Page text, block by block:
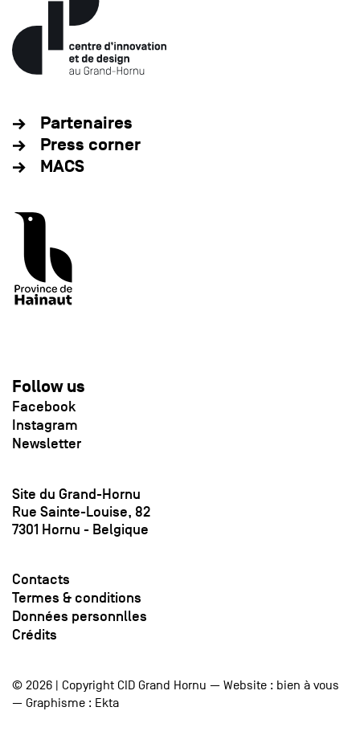
Partenaires
Press corner
MACS
Follow us
Facebook
Instagram
Newsletter
Site du Grand-Hornu
Rue Sainte-Louise, 82
7301 Hornu - Belgique
Contacts
Termes & conditions
Données personnlles
Crédits
© 2026 | Copyright CID Grand Hornu — Website : bien à vous
— Graphisme : Ekta